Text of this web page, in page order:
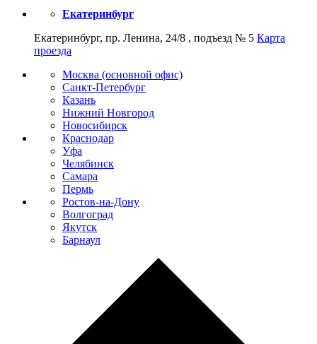
Екатеринбург
Екатеринбург, пр. Ленина, 24/8 , подъезд № 5 Карта
проезда
Москва (основной офис)
Санкт-Петербург
Казань
Нижний Новгород
Новосибирск
Краснодар
Уфа
Челябинск
Самара
Пермь
Ростов-на-Дону
Волгоград
Якутск
Барнаул